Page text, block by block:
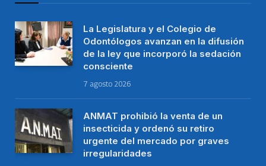
La Legislatura y el Colegio de
Odontólogos avanzan en la difusión
de la ley que incorporó la sedación
consciente
7 agosto 2026
ANMAT prohibió la venta de un
insecticida y ordenó su retiro
urgente del mercado por graves
irregularidades